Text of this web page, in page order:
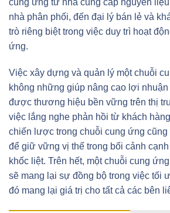
nhà phân phối, đến đại lý bán lẻ và
trò riêng biệt trong việc duy trì hoạt
ứng.
Việc xây dựng và quản lý một chuỗi
không những giúp nâng cao lợi
được thương hiệu bền vững trên thị
việc lắng nghe phản hồi từ khách
chiến lược trong chuỗi cung ứng cũng
để giữ vững vị thế trong bối cảnh
khốc liệt. Trên hết, một chuỗi cung
sẽ mang lại sự đồng bộ trong việc tối
đó mang lại giá trị cho tất cả các bên